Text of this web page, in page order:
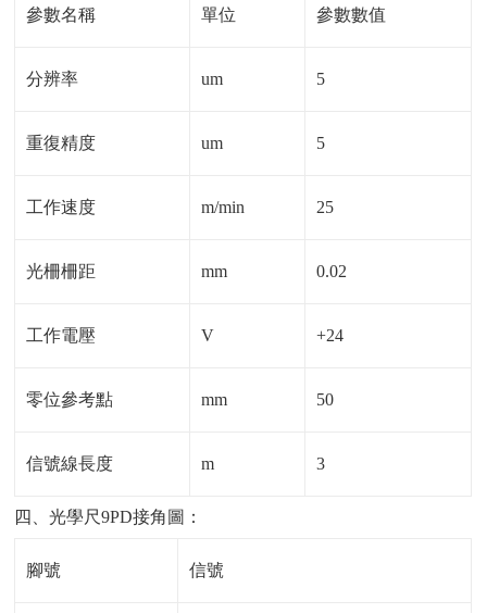
參數名稱 單位 參數數值
分辨率 um 5
重復精度 um 5
工作速度 m/min 25
光柵柵距 mm 0.02
工作電壓 V +24
零位參考點 mm 50
信號線長度 m 3
四、光學尺9PD接角圖：
腳號 信號